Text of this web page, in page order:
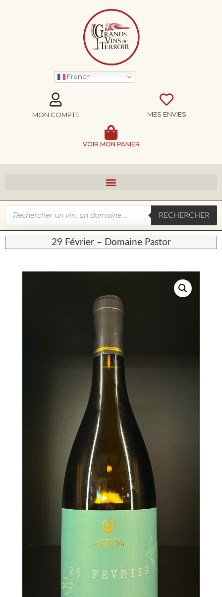
French
MON COMPTE MES ENVIES
VOIR MON PANIER
RECHERCHER
29 Février – Domaine Pastor